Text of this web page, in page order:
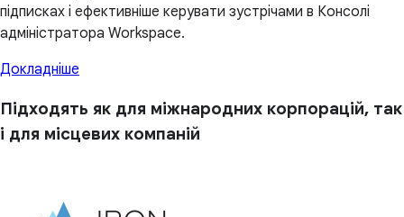
підписках і ефективніше керувати зустрічами в Консолі
адміністратора Workspace.
Докладніше
Підходять як для міжнародних корпорацій, так
і для місцевих компаній